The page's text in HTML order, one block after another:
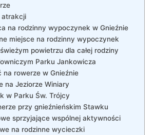
atrakcji
na rodzinny wypoczynek w⁣ Gnieźnie
miejsce na rodzinny ‌wypoczynek
powietrzu ‌dla całej rodziny
Parku Jankowicza
na ⁤rowerze ⁣w Gnieźnie
na Jeziorze​ Winiary
‌w Parku Św. ​Trójcy
przy gnieźnieńskim Stawku
⁤sprzyjające wspólnej⁢ aktywności
na​ rodzinne wycieczki